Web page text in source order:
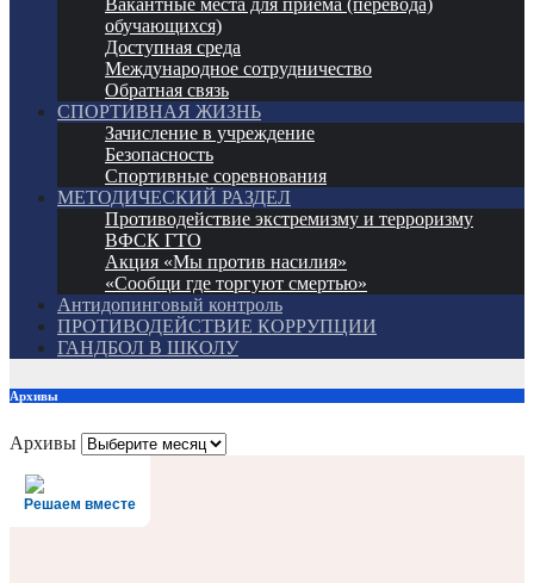
Вакантные места для приёма (перевода)
обучающихся)
Доступная среда
Международное сотрудничество
Обратная связь
СПОРТИВНАЯ ЖИЗНЬ
Зачисление в учреждение
Безопасность
Спортивные соревнования
МЕТОДИЧЕСКИЙ РАЗДЕЛ
Противодействие экстремизму и терроризму
ВФСК ГТО
Акция «Мы против насилия»
«Сообщи где торгуют смертью»
Антидопинговый контроль
ПРОТИВОДЕЙСТВИЕ КОРРУПЦИИ
ГАНДБОЛ В ШКОЛУ
Архивы
Архивы
Решаем вместе